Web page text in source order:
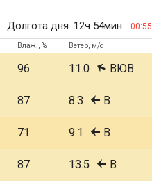
Долгота дня: 12ч 54мин 00:55
Влаж., % Ветер, м/с
96 11.0 ВЮВ
87 8.3 В
71 9.1 В
87 13.5 В